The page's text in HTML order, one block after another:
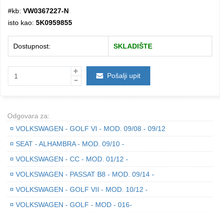
#kb: VW0367227-N
isto kao: 5K0959855
Dostupnost: SKLADIŠTE
Pošalji upit
Odgovara za:
¤ VOLKSWAGEN - GOLF VI - MOD. 09/08 - 09/12
¤ SEAT - ALHAMBRA - MOD. 09/10 -
¤ VOLKSWAGEN - CC - MOD. 01/12 -
¤ VOLKSWAGEN - PASSAT B8 - MOD. 09/14 -
¤ VOLKSWAGEN - GOLF VII - MOD. 10/12 -
¤ VOLKSWAGEN - GOLF - MOD - 016-